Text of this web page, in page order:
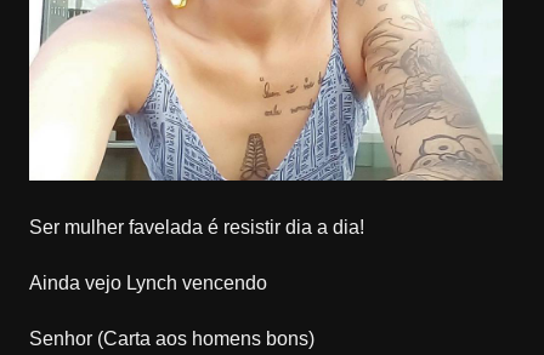
Ser mulher favelada é resistir dia a dia!
Ainda vejo Lynch vencendo
Senhor (Carta aos homens bons)